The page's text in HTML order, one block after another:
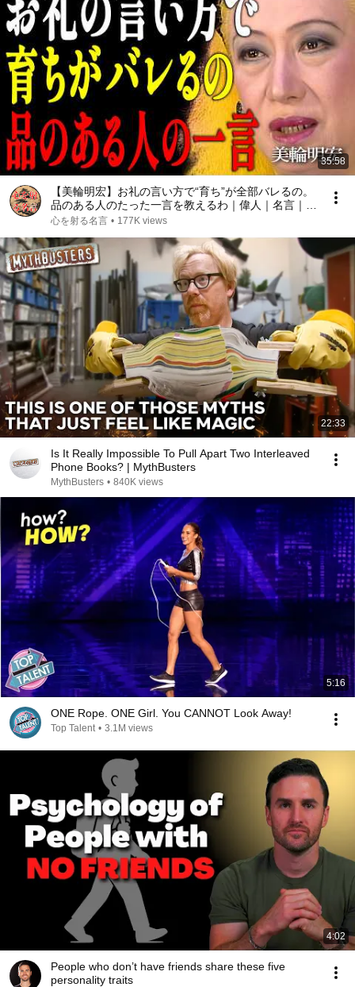
35:58
【美輪明宏】お礼の言い方で“育ち”が全部バレるの。
品のある人のたった一言を教えるわ｜偉人｜名言｜言
葉の力｜人生哲学｜
心を射る名言 • 177K views
22:33
Is It Really Impossible To Pull Apart Two Interleaved
Phone Books? | MythBusters
MythBusters • 840K views
5:16
ONE Rope. ONE Girl. You CANNOT Look Away!
Top Talent • 3.1M views
4:02
People who don’t have friends share these five
personality traits